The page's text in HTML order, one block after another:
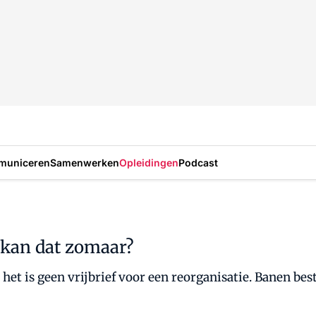
SamenwerkenOpleidingenPodcast
dat zomaar?
is geen vrijbrief voor een reorganisatie. Banen